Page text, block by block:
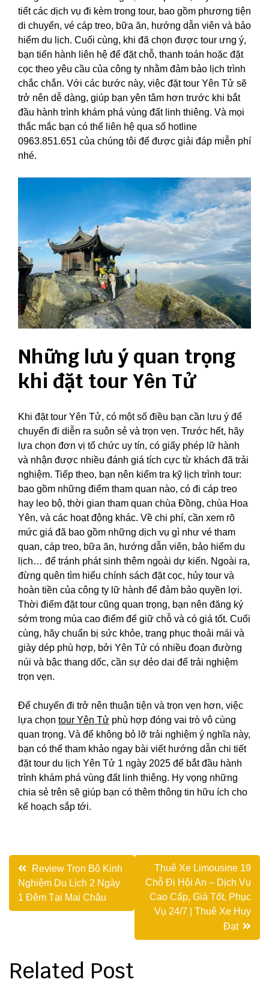
tiết các dịch vụ đi kèm trong tour, bao gồm phương tiện
di chuyển, vé cáp treo, bữa ăn, hướng dẫn viên và bảo
hiểm du lịch. Cuối cùng, khi đã chọn được tour ưng ý,
bạn tiến hành liên hệ để đặt chỗ, thanh toán hoặc đặt
cọc theo yêu cầu của công ty nhằm đảm bảo lịch trình
chắc chắn. Với các bước này, việc đặt tour Yên Tử sẽ
trở nên dễ dàng, giúp bạn yên tâm hơn trước khi bắt
đầu hành trình khám phá vùng đất linh thiêng. Và mọi
thắc mắc bạn có thể liên hệ qua số hotline
0963.851.651 của chúng tôi để được giải đáp miễn phí
nhé.
Những lưu ý quan trọng
khi đặt tour Yên Tử
Khi đặt tour Yên Tử, có một số điều bạn cần lưu ý để
chuyến đi diễn ra suôn sẻ và trọn vẹn. Trước hết, hãy
lựa chọn đơn vị tổ chức uy tín, có giấy phép lữ hành
và nhận được nhiều đánh giá tích cực từ khách đã trải
nghiệm. Tiếp theo, bạn nên kiểm tra kỹ lịch trình tour:
bao gồm những điểm tham quan nào, có đi cáp treo
hay leo bộ, thời gian tham quan chùa Đồng, chùa Hoa
Yên, và các hoạt động khác. Về chi phí, cần xem rõ
mức giá đã bao gồm những dịch vụ gì như vé tham
quan, cáp treo, bữa ăn, hướng dẫn viên, bảo hiểm du
lịch… để tránh phát sinh thêm ngoài dự kiến. Ngoài ra,
đừng quên tìm hiểu chính sách đặt cọc, hủy tour và
hoàn tiền của công ty lữ hành để đảm bảo quyền lợi.
Thời điểm đặt tour cũng quan trọng, bạn nên đăng ký
sớm trong mùa cao điểm để giữ chỗ và có giá tốt. Cuối
cùng, hãy chuẩn bị sức khỏe, trang phục thoải mái và
giày dép phù hợp, bởi Yên Tử có nhiều đoạn đường
núi và bậc thang dốc, cần sự dẻo dai để trải nghiệm
trọn vẹn.
Để chuyến đi trở nên thuận tiện và trọn vẹn hơn, việc
lựa chọn tour Yên Tử phù hợp đóng vai trò vô cùng
quan trọng. Và để không bỏ lỡ trải nghiệm ý nghĩa này,
bạn có thể tham khảo ngay bài viết hướng dẫn chi tiết
đặt tour du lịch Yên Tử 1 ngày 2025 để bắt đầu hành
trình khám phá vùng đất linh thiêng. Hy vọng những
chia sẻ trên sẽ giúp bạn có thêm thông tin hữu ích cho
kế hoạch sắp tới.
Điều
hướng
bài
Review Trọn Bộ Kinh
Nghiệm Du Lịch 2 Ngày
1 Đêm Tại Mai Châu
Thuê Xe Limousine 19
Chỗ Đi Hội An – Dịch Vụ
Cao Cấp, Giá Tốt, Phục
Vụ 24/7 | Thuê Xe Huy
Đạt
Related Post